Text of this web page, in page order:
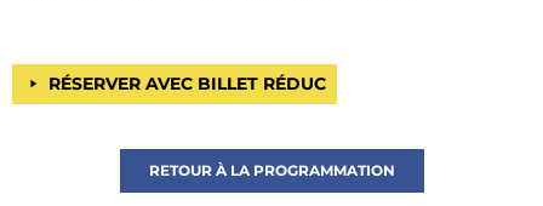
RÉSERVER AVEC BILLET RÉDUC
RETOUR À LA PROGRAMMATION